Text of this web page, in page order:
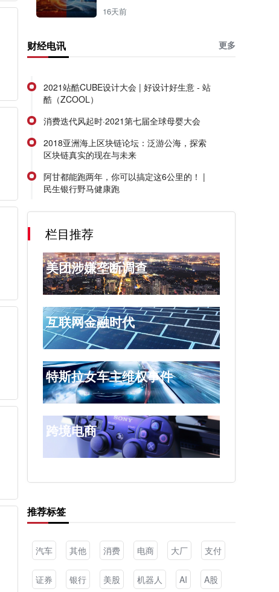
16天前
财经电讯 更多
2021站酷CUBE设计大会 | 好设计好生意 - 站
酷（ZCOOL）
消费迭代风起时·2021第七届全球母婴大会
2018亚洲海上区块链论坛：泛游公海，探索
区块链真实的现在与未来
阿甘都能跑两年，你可以搞定这6公里的！ |
民生银行野马健康跑
栏目推荐
美团涉嫌垄断调查
互联网金融时代
特斯拉女车主维权事件
跨境电商
推荐标签
汽车 其他 消费 电商 大厂 支付
证券 银行 美股 机器人 AI A股